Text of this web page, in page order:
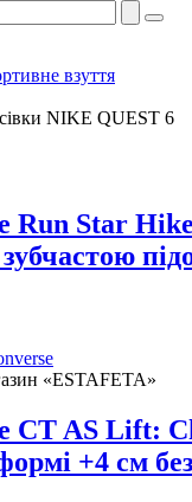
взуття
NIKE QUEST 6
Run Star
«ESTAFETA»
CT AS Lift:
+4 см